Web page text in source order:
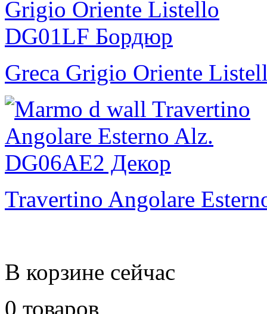
Greca Grigio Oriente
Travertino Angolare
В корзине сейчас
0 товаров